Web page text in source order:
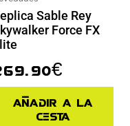
Sable Rey
Force FX
€
Añadir a la
cesta